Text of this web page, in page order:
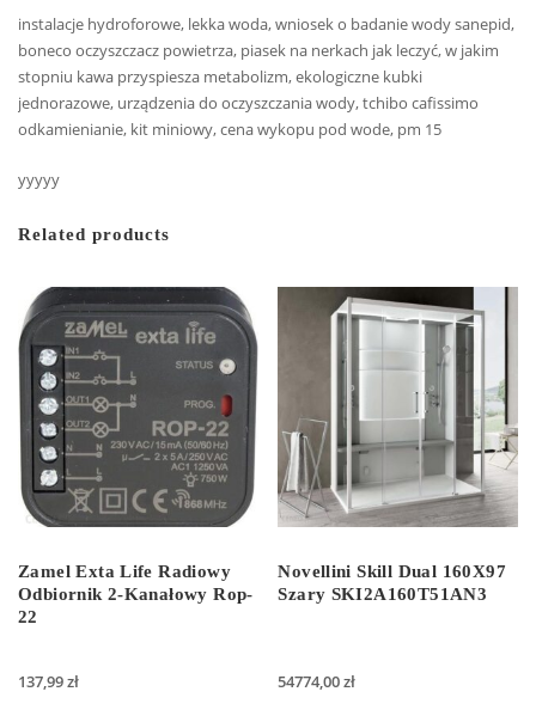
instalacje hydroforowe, lekka woda, wniosek o badanie wody sanepid,
boneco oczyszczacz powietrza, piasek na nerkach jak leczyć, w jakim
stopniu kawa przyspiesza metabolizm, ekologiczne kubki
jednorazowe, urządzenia do oczyszczania wody, tchibo cafissimo
odkamienianie, kit miniowy, cena wykopu pod wode, pm 15
yyyyy
Related products
Zamel Exta Life Radiowy
Odbiornik 2-Kanałowy Rop-
22
137,99zł
Novellini Skill Dual 160X97
Szary SKI2A160T51AN3
54774,00zł